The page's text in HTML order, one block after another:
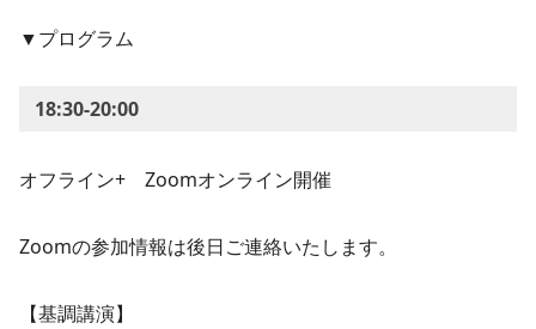
▼プログラム
18:30-20:00
オフライン+ Zoomオンライン開催
Zoomの参加情報は後日ご連絡いたします。
【基調講演】